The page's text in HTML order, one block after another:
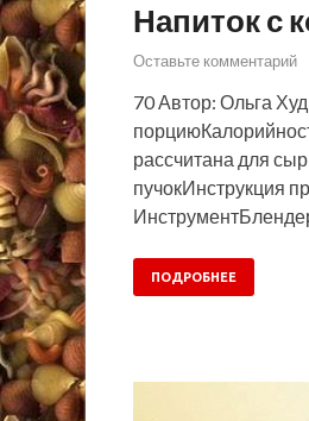
Напиток с
Оставьте комментарий
70 Автор: Ольга
рассчитана для
пучокИнструкция
ПОДРОБНЕЕ